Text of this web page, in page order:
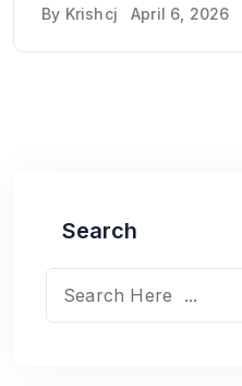
By Krishcj April 6, 2026
Search